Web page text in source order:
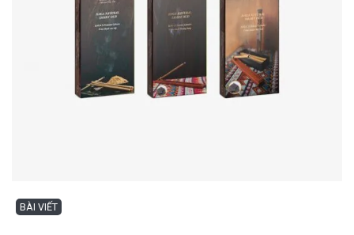
BÀI VIẾT